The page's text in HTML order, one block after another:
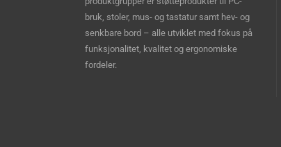
bruk, stoler, mus- og tastatur samt hev- og
senkbare bord – alle utviklet med fokus på
funksjonalitet, kvalitet og ergonomiske
fordeler.